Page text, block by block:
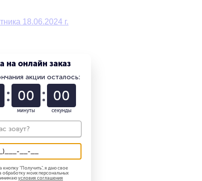
18.06.2024 г.
на онлайн заказ
акции осталось:
22
минуты
58
секунды
кнопку "Получить", я даю свое
обработку моих персональных
условия соглашения